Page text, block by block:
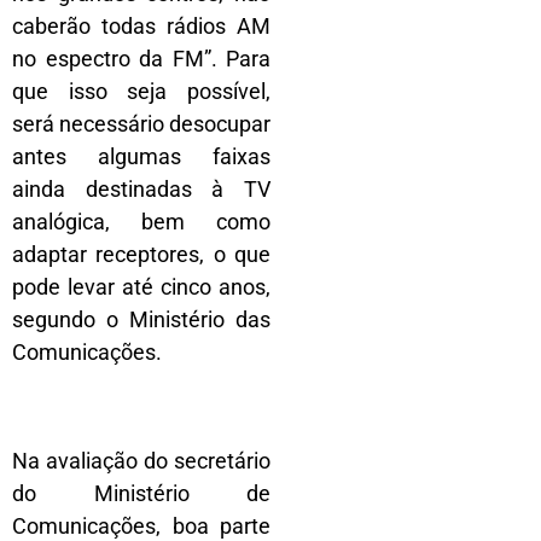
caberão todas rádios AM
no espectro da FM”. Para
que isso seja possível,
será necessário desocupar
antes algumas faixas
ainda destinadas à TV
analógica, bem como
adaptar receptores, o que
pode levar até cinco anos,
segundo o Ministério das
Comunicações.
Na avaliação do secretário
do Ministério de
Comunicações, boa parte